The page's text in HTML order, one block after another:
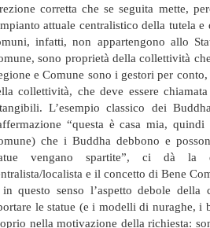
corretta che se seguita mette,
attuale centralistico della tutela
infatti, non appartengono allo
sono proprietà della collettività
e Comune sono i gestori per
collettività, che deve essere
L’esempio classico dei
“questa è casa mia,
che i Buddha debbono e
vengano spartite”, ci dà la
localista e il concetto di Bene
questo senso l’aspetto debole della
le statue (e i modelli di nuraghe, i
nella motivazione della richiesta: